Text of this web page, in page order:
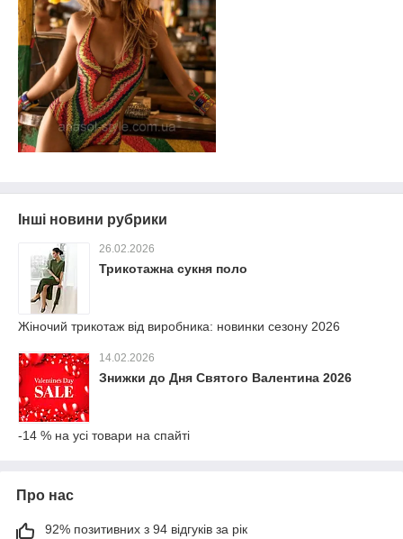
Інші новини рубрики
26.02.2026
Трикотажна сукня поло
Жіночий трикотаж від виробника: новинки сезону 2026
14.02.2026
Знижки до Дня Святого Валентина 2026
-14 % на усі товари на спайті
Про нас
92% позитивних з 94 відгуків за рік